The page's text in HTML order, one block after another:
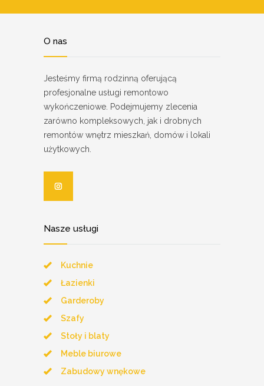
O nas
Jesteśmy firmą rodzinną oferującą
profesjonalne usługi remontowo
wykończeniowe. Podejmujemy zlecenia
zarówno kompleksowych, jak i drobnych
remontów wnętrz mieszkań, domów i lokali
użytkowych.
Nasze usługi
Kuchnie
Łazienki
Garderoby
Szafy
Stoły i blaty
Meble biurowe
Zabudowy wnękowe